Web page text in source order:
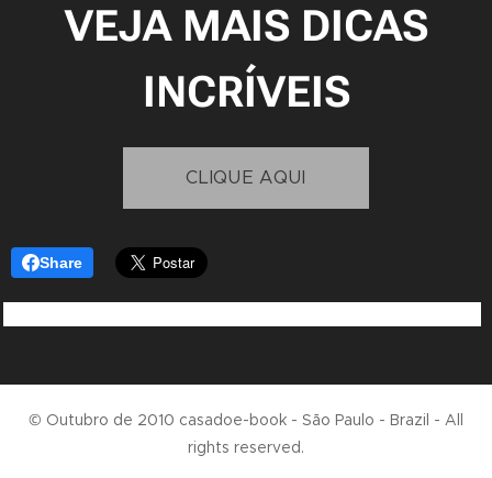
VEJA MAIS DICAS
INCRÍVEIS
CLIQUE AQUI
Share
© Outubro de 2010 casadoe-book - São Paulo - Brazil - All
rights reserved.